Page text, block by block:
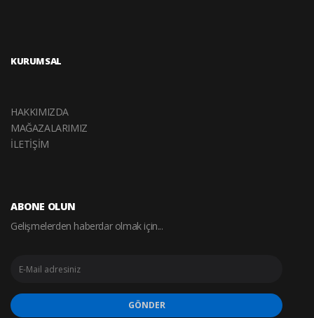
KURUMSAL
HAKKIMIZDA
MAĞAZALARIMIZ
İLETİŞİM
ABONE OLUN
Gelişmelerden haberdar olmak için...
GÖNDER